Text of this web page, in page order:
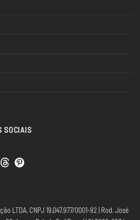
SOCIAIS
LTDA. CNPJ 19.047.977/0001-92 | Rod. José